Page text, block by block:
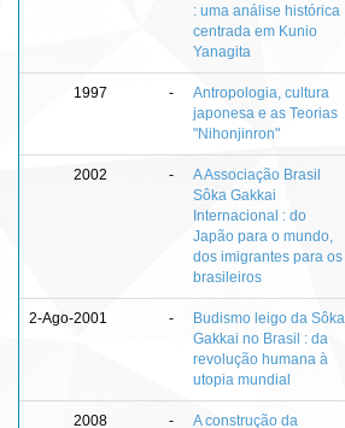
: uma análise histórica
centrada em Kunio
Yanagita
1997 -
Antropologia, cultura
japonesa e as Teorias
"Nihonjinron"
2002 -
A Associação Brasil
Sôka Gakkai
Internacional : do
Japão para o mundo,
dos imigrantes para os
brasileiros
2-Ago-2001 -
Budismo leigo da Sôka
Gakkai no Brasil : da
revolução humana à
utopia mundial
2008 -
A construção da